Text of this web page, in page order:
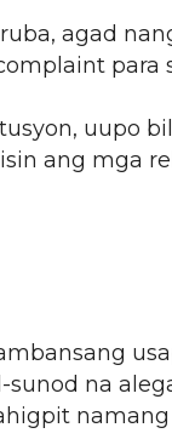
agad
para
uupo
ang mga
na